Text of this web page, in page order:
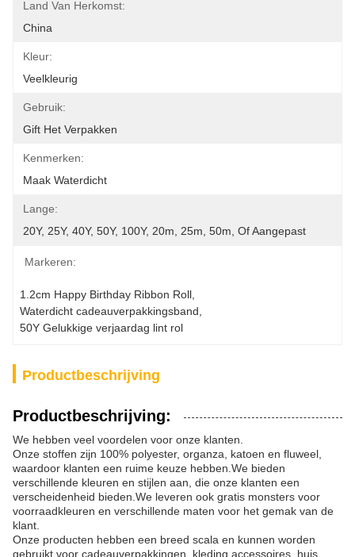
Land Van Herkomst:
China
Kleur:
Veelkleurig
Gebruik:
Gift Het Verpakken
Kenmerken:
Maak Waterdicht
Lange:
20Y, 25Y, 40Y, 50Y, 100Y, 20m, 25m, 50m, Of Aangepast
Markeren:
1.2cm Happy Birthday Ribbon Roll
Waterdicht cadeauverpakkingsband
50Y Gelukkige verjaardag lint rol
Productbeschrijving
Productbeschrijving:
We hebben veel voordelen voor onze klanten.
Onze stoffen zijn 100% polyester, organza, katoen en fluweel,
waardoor klanten een ruime keuze hebben.We bieden
verschillende kleuren en stijlen aan, die onze klanten een
verscheidenheid bieden.We leveren ook gratis monsters voor
voorraadkleuren en verschillende maten voor het gemak van de
klant.
Onze producten hebben een breed scala en kunnen worden
gebruikt voor cadeauverpakkingen, kleding accessoires, huis